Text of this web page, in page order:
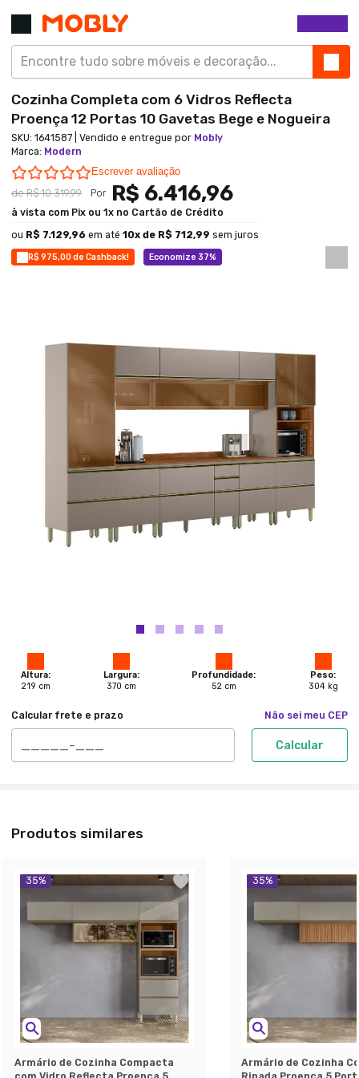
R$ 975,00 de Cashback! Economize 37%
Altura:
219 cm
Largura:
370 cm
Profundidade:
52cm
Peso:
304 kg
Calcular frete e prazo Não sei meu CEP
Calcular
Cozinha Completa com 6 Vidros Reflecta
Proença 12 Portas 10 Gavetas Bege e Nogueira
SKU: 1641587 | Vendido e entregue por Mobly
Marca: Modern
0.0 star rating
Escrever avaliação
deR$ 10.319,99 Por R$ 6.416,96
à vista com Pix ou 1x no Cartão de Crédito
ou R$ 7.129,96 em até 10x de R$ 712,99 sem juros
Produtos similares
35%
Armário de Cozinha Compacta
35%
Armário de Cozinha